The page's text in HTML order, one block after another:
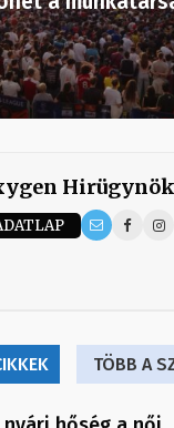
TÖBB A